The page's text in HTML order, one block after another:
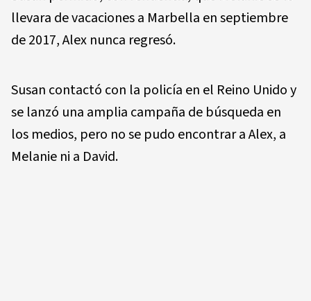
llevara de vacaciones a Marbella en septiembre
de 2017, Alex nunca regresó.
Susan contactó con la policía en el Reino Unido y
se lanzó una amplia campaña de búsqueda en
los medios, pero no se pudo encontrar a Alex, a
Melanie ni a David.